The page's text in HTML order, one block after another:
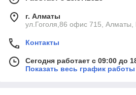
г. Алматы
ул.Гоголя,86 офис 715, Алматы,
Контакты
Сегодня работает с 09:00 до
Показать весь график работы